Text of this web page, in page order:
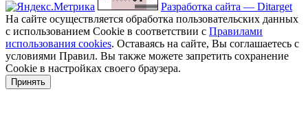
Разработка сайта — Ditarget
На сайте осуществляется обработка пользовательских данных
с использованием Cookie в соответствии с Правилами
использования cookies. Оставаясь на сайте, Вы соглашаетесь с
условиями Правил. Вы также можете запретить сохранение
Cookie в настройках своего браузера.
Принять